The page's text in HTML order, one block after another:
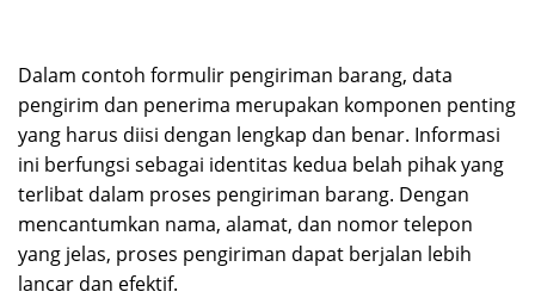
Dalam contoh formulir pengiriman barang, data
pengirim dan penerima merupakan komponen penting
yang harus diisi dengan lengkap dan benar. Informasi
ini berfungsi sebagai identitas kedua belah pihak yang
terlibat dalam proses pengiriman barang. Dengan
mencantumkan nama, alamat, dan nomor telepon
yang jelas, proses pengiriman dapat berjalan lebih
lancar dan efektif.